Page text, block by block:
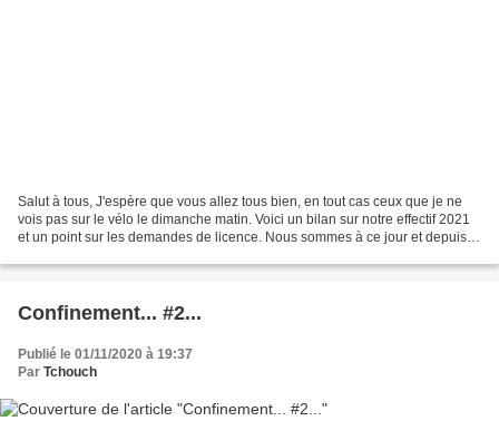
Salut à tous, J'espère que vous allez tous bien, en tout cas ceux que je ne
vois pas sur le vélo le dimanche matin. Voici un bilan sur notre effectif 2021
et un point sur les demandes de licence. Nous sommes à ce jour et depuis
Confinement... #2...
Publié le 01/11/2020 à 19:37
Par Tchouch